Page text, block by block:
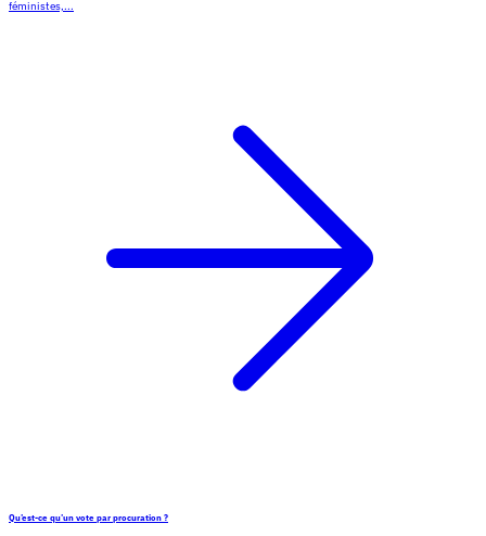
féministes,...
Qu’est-ce qu’un vote par procuration ?